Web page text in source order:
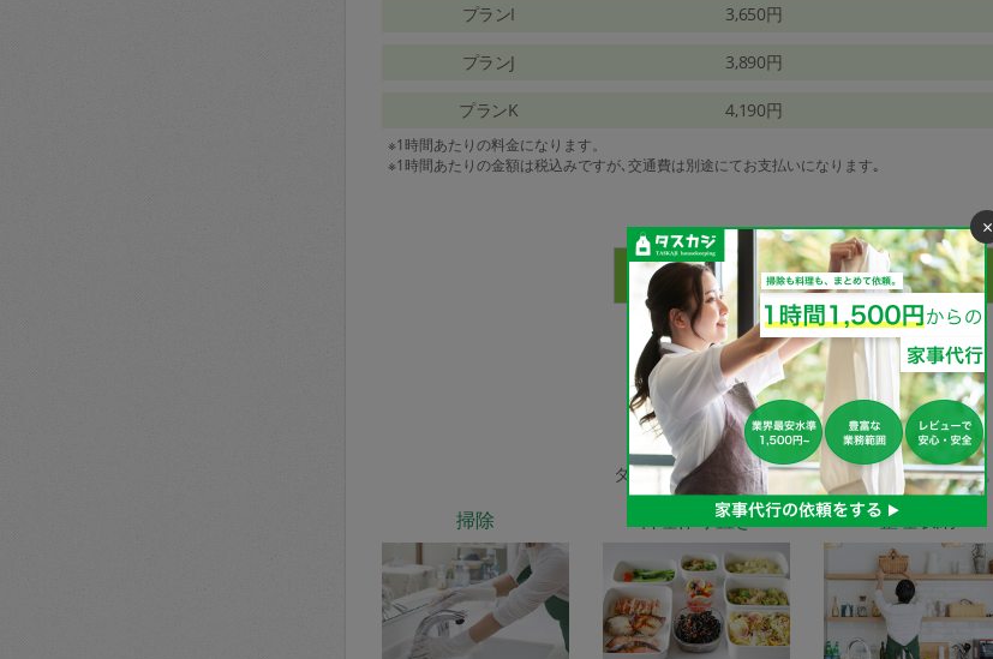
プランI 3,650円
プランJ 3,890円
プランK 4,190円
※1時間あたりの料金になります。
※1時間あたりの金額は税込みですが､交通費は別途にてお支払いになります｡
家事代行サービスの種類
タスカジで依頼できるサービスは下記となります。
掃除 料理作り置き 整理収納
×